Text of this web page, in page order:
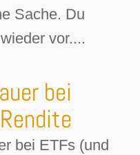
Sache. Du
vor....
bei
bei ETFs (und